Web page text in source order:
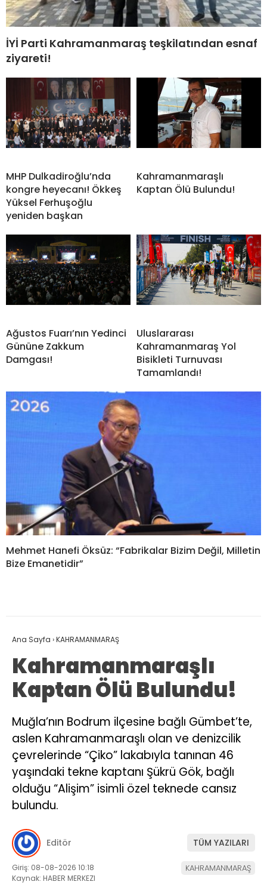
İYİ Parti Kahramanmaraş teşkilatından esnaf
ziyareti!
MHP Dulkadiroğlu’nda
kongre heyecanı! Ökkeş
Yüksel Ferhuşoğlu
yeniden başkan
Kahramanmaraşlı
Kaptan Ölü Bulundu!
Ağustos Fuarı’nın Yedinci
Gününe Zakkum
Damgası!
Uluslararası
Kahramanmaraş Yol
Bisikleti Turnuvası
Tamamlandı!
Mehmet Hanefi Öksüz: “Fabrikalar Bizim Değil, Milletin
Bize Emanetidir”
Ana Sayfa ›KAHRAMANMARAŞ
Kahramanmaraşlı
Kaptan Ölü Bulundu!
Muğla’nın Bodrum ilçesine bağlı Gümbet’te,
aslen Kahramanmaraşlı olan ve denizcilik
çevrelerinde “Çiko” lakabıyla tanınan 46
yaşındaki tekne kaptanı Şükrü Gök, bağlı
olduğu “Alişim” isimli özel teknede cansız
bulundu.
Editör TÜM YAZILARI
Giriş: 08-08-2026 10:18
Kaynak: HABER MERKEZI
KAHRAMANMARAŞ